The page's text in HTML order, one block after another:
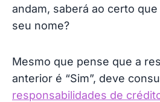
andam, saberá ao certo
seu nome?
Mesmo que pense que a
anterior é “Sim”, deve
responsabilidades de